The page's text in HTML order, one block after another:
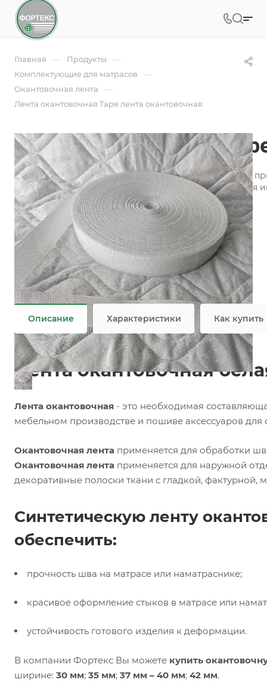
Главная — Продукты —
Комплектующие для матрасов —
Окантовочная лента —
Лента окантовочная Tape лента окантовочная
Лента окантовочная
Лента окантовочная - это необходимая составляющая
производстве и пошиве аксессуаров для оформления
Подробности
Заказать
Задать вопрос
Возможны дополнительные опции
Не является публичной офертой
Описание Характеристики Как купить
Лента окантовочная
Лента окантовочная - это необходимая
мебельном производстве и пошиве аксессуаров
Окантовочная лента применяется для обработки
Окантовочная лента применяется для наружной
декоративные полоски ткани с гладкой, фактурной,
Синтетическую ленту
обеспечить:
прочность шва на матрасе или наматраснике;
красивое оформление стыков в матрасе или
устойчивость готового изделия к деформации.
В компании Фортекс Вы можете купить
ширине: 30 мм; 35 мм; 37 мм – 40 мм; 42 мм.